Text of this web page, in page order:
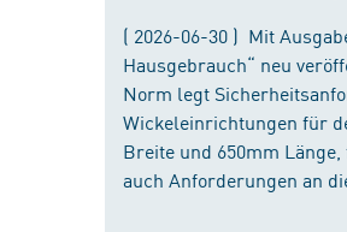
( 2026-06-30 ) Mit
Hausgebrauch“ neu
Norm legt
Wickeleinrichtungen für
Breite und 650mm
auch Anforderungen an